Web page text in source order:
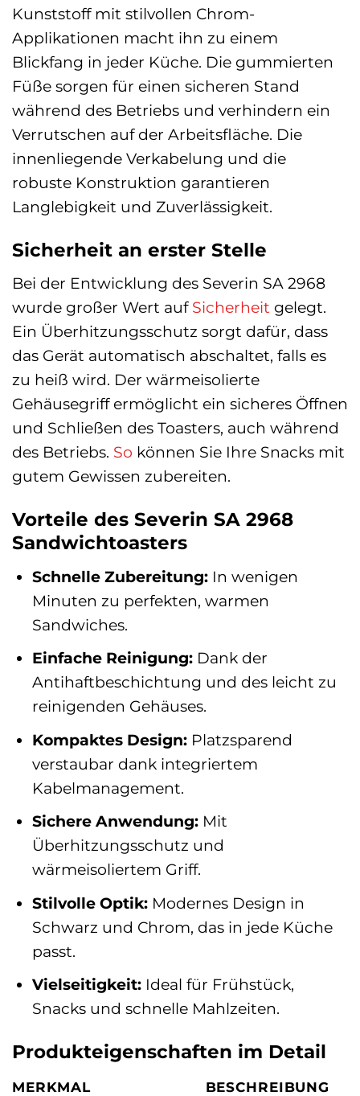
Kunststoff mit stilvollen Chrom-
Applikationen macht ihn zu einem
Blickfang in jeder Küche. Die gummierten
Füße sorgen für einen sicheren Stand
während des Betriebs und verhindern ein
Verrutschen auf der Arbeitsfläche. Die
innenliegende Verkabelung und die
robuste Konstruktion garantieren
Langlebigkeit und Zuverlässigkeit.
Sicherheit an erster Stelle
Bei der Entwicklung des Severin SA 2968
wurde großer Wert auf Sicherheit gelegt.
Ein Überhitzungsschutz sorgt dafür, dass
das Gerät automatisch abschaltet, falls es
zu heiß wird. Der wärmeisolierte
Gehäusegriff ermöglicht ein sicheres Öffnen
und Schließen des Toasters, auch während
des Betriebs. So können Sie Ihre Snacks mit
gutem Gewissen zubereiten.
Vorteile des Severin SA 2968
Sandwichtoasters
Schnelle Zubereitung:In wenigen
Minuten zu perfekten, warmen
Sandwiches.
Einfache Reinigung:Dank der
Antihaftbeschichtung und des leicht zu
reinigenden Gehäuses.
Kompaktes Design:Platzsparend
verstaubar dank integriertem
Kabelmanagement.
Sichere Anwendung:Mit
Überhitzungsschutz und
wärmeisoliertem Griff.
Stilvolle Optik:Modernes Design in
Schwarz und Chrom, das in jede Küche
passt.
Vielseitigkeit:Ideal für Frühstück,
Snacks und schnelle Mahlzeiten.
Produkteigenschaften im Detail
MERKMAL BESCHREIBUNG